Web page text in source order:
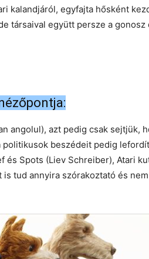
kalandjáról, egyfajta hősként
társaival együtt persze a
angolul), azt pedig csak sejtjük,
beszédeit pedig
és Spots (Liev Schreiber), Atari
tud annyira szórakoztató és